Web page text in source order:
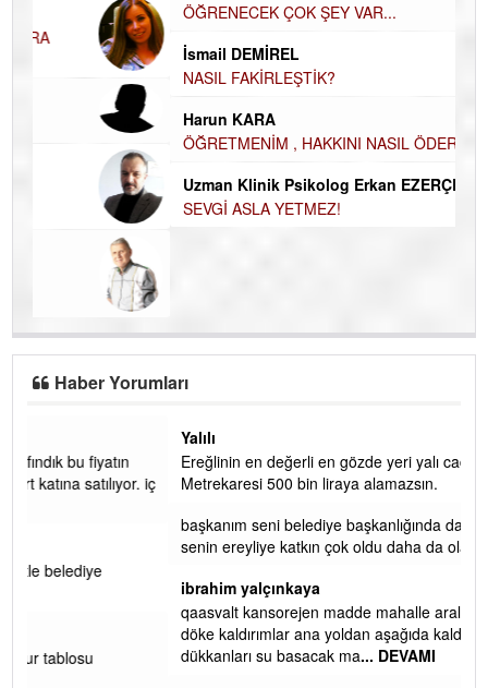
Özge CERRAH
ÖĞRENECEK ÇOK ŞEY VAR...
İsmail DEMİREL
NASIL FAKİRLEŞTİK?
Harun KARA
ÖĞRETMENİM , HAKKINI NASIL ÖDERİM !
Uzman Klinik Psikolog Erkan EZERÇE
SEVGİ ASLA YETMEZ!
Haber Yorumları
Ereğlinin en değerli en gözde yeri yalı caddesi ve çevresidir.
Metrekaresi 500 bin liraya alamazsın.
başkanım seni belediye başkanlığında da görmek isteriz
senin ereyliye katkın çok oldu daha da olacaktır
qaasvalt kansorejen madde mahalle aralarında asvalt döke
döke kaldırımlar ana yoldan aşağıda kaldı bi yağmurda
dükkanları su basacak ma... DEVAMI